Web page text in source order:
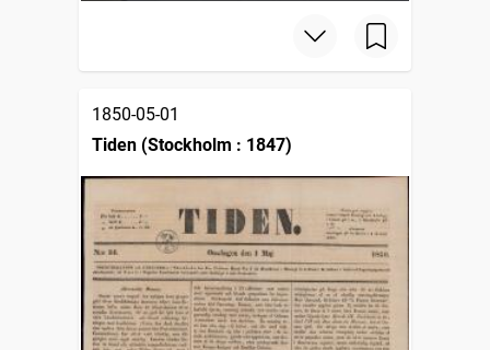
1850-05-01
Tiden (Stockholm : 1847)